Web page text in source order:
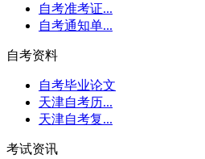
自考准考证...
自考通知单...
自考资料
自考毕业论文
天津自考历...
天津自考复...
考试资讯